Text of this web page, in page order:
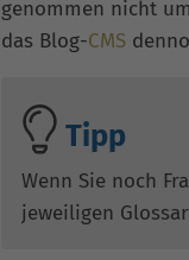
genommen nicht
das Blog-CMS
Tipp
Wenn Sie noch
jeweiligen